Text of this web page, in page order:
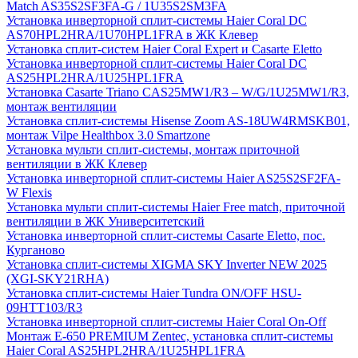
Match AS35S2SF3FA-G / 1U35S2SM3FA
Установка инверторной сплит-системы Haier Coral DC
AS70HPL2HRA/1U70HPL1FRA в ЖК Клевер
Установка сплит-систем Haier Coral Expert и Casarte Eletto
Установка инверторной сплит-системы Haier Coral DC
AS25HPL2HRA/1U25HPL1FRA
Установка Casarte Triano CAS25MW1/R3 – W/G/1U25MW1/R3,
монтаж вентиляции
Установка сплит-системы Hisense Zoom AS-18UW4RMSKB01,
монтаж Vilpe Healthbox 3.0 Smartzone
Установка мульти сплит-системы, монтаж приточной
вентиляции в ЖК Клевер
Установка инверторной сплит-системы Haier AS25S2SF2FA-
W Flexis
Установка мульти сплит-системы Haier Free match, приточной
вентиляции в ЖК Университетский
Установка инверторной сплит-системы Casarte Eletto, пос.
Курганово
Установка сплит-системы XIGMA SKY Inverter NEW 2025
(XGI-SKY21RHA)
Установка сплит-системы Haier Tundra ON/OFF HSU-
09HTT103/R3
Установка инверторной сплит-системы Haier Coral On-Off
Монтаж E-650 PREMIUM Zentec, установка сплит-системы
Haier Coral AS25HPL2HRA/1U25HPL1FRA